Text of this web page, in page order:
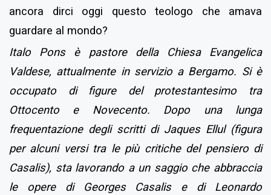
ancora dirci oggi questo teologo che amava
guardare al mondo?
Italo Pons è pastore della Chiesa Evangelica
Valdese, attualmente in servizio a Bergamo. Si è
occupato di figure del protestantesimo tra
Ottocento e Novecento. Dopo una lunga
frequentazione degli scritti di Jaques Ellul (figura
per alcuni versi tra le più critiche del pensiero di
Casalis), sta lavorando a un saggio che abbraccia
le opere di Georges Casalis e di Leonardo